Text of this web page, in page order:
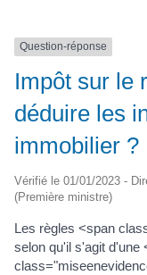
Question-réponse
Impôt sur le
déduire les
immobilier ?
Vérifié le 01/01/2023 -
(Première ministre)
Les règles <span
selon qu'il s'agit d'une